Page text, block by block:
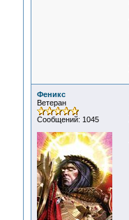
Феникс
Ветеран
Сообщений: 1045